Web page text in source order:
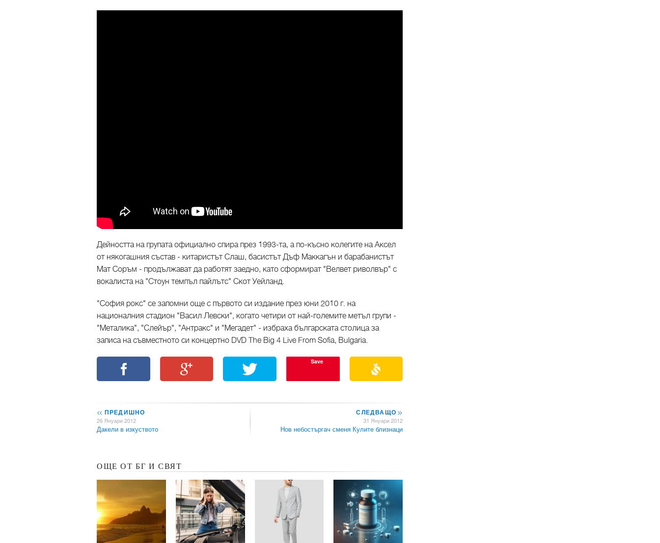
Дейността на групата официално спира през 1993-та, а по-късно колегите на Аксел
от някогашния състав - китаристът Слаш, басистът Дъф Маккагън и барабанистът
Мат Соръм - продължават да работят заедно, като сформират "Велвет риволвър" с
вокалиста на "Стоун темпъл пайлътс" Скот Уейланд.
"София рокс" се запомни още с първото си издание през юни 2010 г. на
националния стадион "Васил Левски", когато четири от най-големите метъл групи -
"Металика", "Слейър", "Антракс" и "Мегадет" - избраха българската столица за
записа на съвместното си концертно DVD The Big 4 Live From Sofia, Bulgaria.
Save
<< ПРЕДИШНО
26 Януари 2012
Дакели в изкуството
СЛЕДВАЩО>>
31 Януари 2012
Нов небостъргач сменя Кулите близнаци
ОЩЕ ОТ БГ И СВЯТ